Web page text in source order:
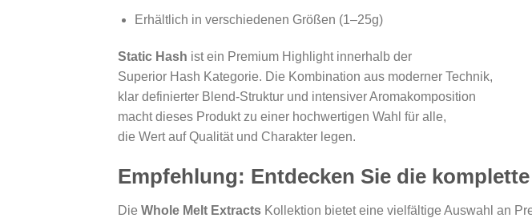
Erhältlich in verschiedenen Größen (1–25g)
Static Hash ist ein Premium Highlight innerhalb der
Superior Hash Kategorie. Die Kombination aus moderner Technik,
klar definierter Blend-Struktur und intensiver Aromakomposition
macht dieses Produkt zu einer hochwertigen Wahl für alle,
die Wert auf Qualität und Charakter legen.
Empfehlung: Entdecken Sie die
Die Whole Melt Extracts Kollektion bietet eine vielfältige Auswahl an